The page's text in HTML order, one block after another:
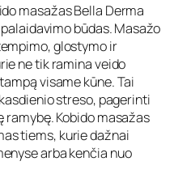
masažas Bella Derma
būdas. Masažo
glostymo ir
ne tik ramina veido
visame kūne. Tai
streso, pagerinti
ramybę.Kobido masažas
tiems, kurie dažnai
arba kenčia nuo